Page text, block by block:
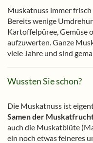
Muskatnuss immer
Bereits wenige
Kartoffelpüree, Gemüse
aufzuwerten. Ganze
viele Jahre und sind
Wussten Sie schon?
Die Muskatnuss ist
Samen der
auch die Muskatblüte
ein noch etwas feineres